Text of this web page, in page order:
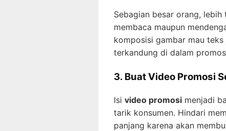
Sebagian besar orang,
membaca maupun
komposisi gambar mau
terkandung di dalam
3. Buat Video Promosi
Isi video promosi menjadi
tarik konsumen. Hindari
panjang karena akan